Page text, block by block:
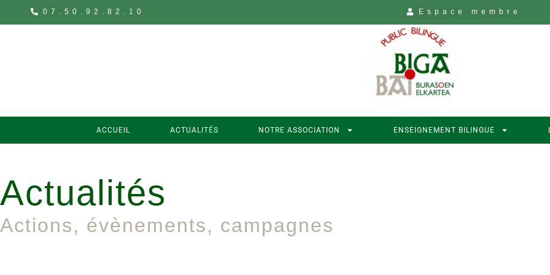
07.50.92.82.10 Espace membre
ACCUEIL ACTUALITÉS NOTRE ASSOCIATION ENSEIGNEMENT BILINGUE
Actualités
Actions, évènements, campagnes